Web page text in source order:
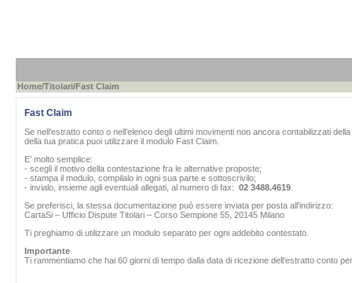
Home/Titolari/Fast Claim
Fast Claim
Se nell'estratto conto o nell’elenco degli ultimi movimenti non ancora contabilizzati
della tua pratica puoi utilizzare il modulo Fast Claim.
E’ molto semplice:
- scegli il motivo della contestazione fra le alternative proposte;
- stampa il modulo, compilalo in ogni sua parte e sottoscrivilo;
- invialo, insieme agli eventuali allegati, al numero di fax: 02 3488.4619.
Se preferisci, la stessa documentazione può essere inviata per posta all'indirizzo:
CartaSi – Ufficio Dispute Titolari – Corso Sempione 55, 20145 Milano
Ti preghiamo di utilizzare un modulo separato per ogni addebito contestato.
Importante
Ti rammentiamo che hai 60 giorni di tempo dalla data di ricezione dell’estratto conto